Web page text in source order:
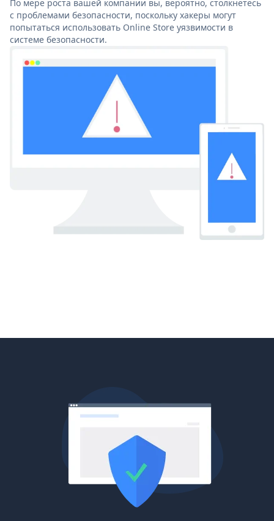
По мере роста вашей компании вы, вероятно, столкнетесь
с проблемами безопасности, поскольку хакеры могут
попытаться использовать Online Store уязвимости в
системе безопасности.